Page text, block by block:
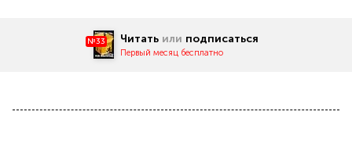
№33 Читать или подписаться
Первый месяц бесплатно